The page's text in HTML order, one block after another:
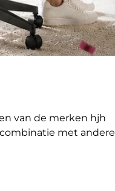
van de merken hjh
met andere